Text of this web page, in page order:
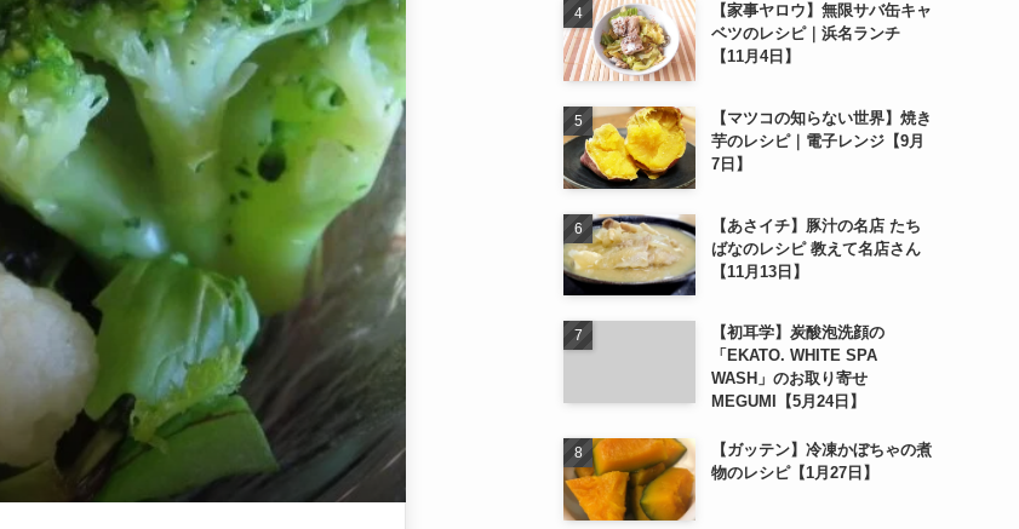
【家事ヤロウ】無限サバ缶キャ
ベツのレシピ｜浜名ランチ
【11月4日】
【マツコの知らない世界】焼き
芋のレシピ｜電子レンジ【9月
7日】
【あさイチ】豚汁の名店 たち
ばなのレシピ 教えて名店さん
【11月13日】
【初耳学】炭酸泡洗顔の
「EKATO. WHITE SPA
WASH」のお取り寄せ
MEGUMI【5月24日】
【ガッテン】冷凍かぼちゃの煮
物のレシピ【1月27日】